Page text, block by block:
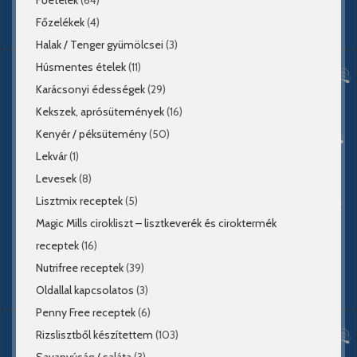
Főzelékek(4)
Halak / Tenger gyümölcsei (3)
Húsmentes ételek(11)
Karácsonyi édességek(29)
Kekszek, aprósütemények(16)
Kenyér / péksütemény(50)
Lekvár(1)
Levesek(8)
Lisztmix receptek(5)
Magic Mills cirokliszt – lisztkeverék és ciroktermék
receptek(16)
Nutrifree receptek(39)
Oldallal kapcsolatos (3)
Penny Free receptek(6)
Rizslisztből készítettem (103)